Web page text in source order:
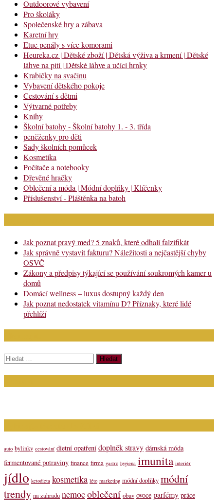
Outdoorové vybavení
Pro školáky
Společenské hry a zábava
Karetní hry
Etue penály s více komorami
Heureka.cz | Dětské zboží | Dětská výživa a krmení | Dětské
láhve na pití | Dětské láhve a učící hrnky
Krabičky na svačinu
Vybavení dětského pokoje
Cestování s dětmi
Výtvarné potřeby
Knihy
Školní batohy - Školní batohy 1. - 3. třída
peněženky pro děti
Sady školních pomůcek
Kosmetika
Počítače a notebooky
Dřevěné hračky
Oblečení a móda | Módní doplňky | Klíčenky
Příslušenství - Pláštěnka na batoh
Jak poznat pravý med? 5 znaků, které odhalí falzifikát
Jak správně vystavit fakturu? Náležitosti a nejčastější chyby
OSVČ
Zákony a předpisy týkající se používání soukromých kamer u
domů
Domácí wellness – luxus dostupný každý den
Jak poznat nedostatek vitamínu D? Příznaky, které lidé
přehlíží
Vyhledávání
auto bylinky cestování dietní opatření doplněk stravy dámská móda
fermentované potraviny finance firma gastro hygiena imunita interiér
jídlo ketodieta kosmetika léto marketing módní doplňky módní
trendy na zahradu nemocoblečení obuv ovoce parfémy práce